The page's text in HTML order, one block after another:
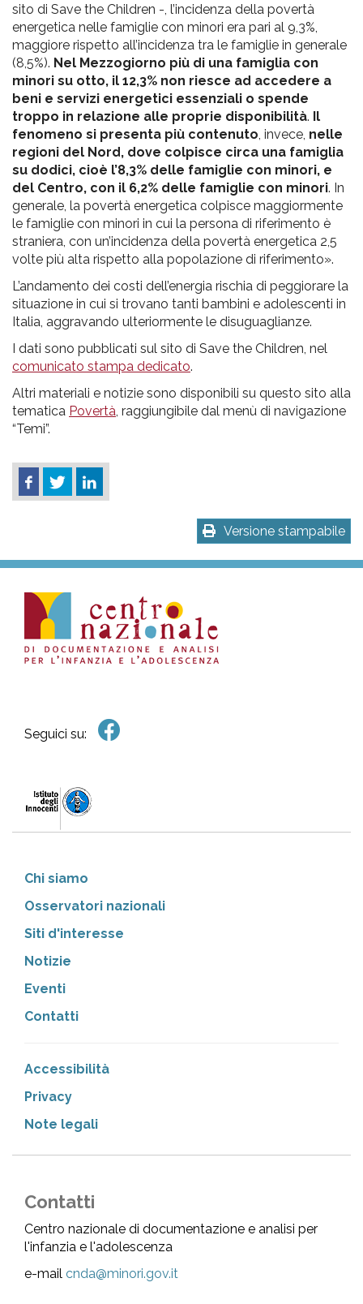
sito di Save the Children -, l’incidenza della povertà
energetica nelle famiglie con minori era pari al 9,3%,
maggiore rispetto all’incidenza tra le famiglie in generale
(8,5%). Nel Mezzogiorno più di una famiglia con
minori su otto, il 12,3% non riesce ad accedere a
beni e servizi energetici essenziali o spende
troppo in relazione alle proprie disponibilità. Il
fenomeno si presenta più contenuto , invece, nelle
regioni del Nord, dove colpisce circa una famiglia
su dodici, cioè l’8,3% delle famiglie con minori, e
del Centro, con il 6,2% delle famiglie con minori. In
generale, la povertà energetica colpisce maggiormente
le famiglie con minori in cui la persona di riferimento è
straniera, con un’incidenza della povertà energetica 2,5
volte più alta rispetto alla popolazione di riferimento».
L’andamento dei costi dell’energia rischia di peggiorare la
situazione in cui si trovano tanti bambini e adolescenti in
Italia, aggravando ulteriormente le disuguaglianze.
I dati sono pubblicati sul sito di Save the Children, nel
comunicato stampa dedicato.
Altri materiali e notizie sono disponibili su questo sito alla
tematica Povertà , raggiungibile dal menù di navigazione
“Temi”.
Versione stampabile
Seguici su:
Chi siamo
Osservatori nazionali
Siti d'interesse
Notizie
Eventi
Contatti
Accessibilità
Privacy
Note legali
Contatti
Centro nazionale di documentazione e analisi per
l'infanzia e l'adolescenza
e-mail cnda@minori.gov.it